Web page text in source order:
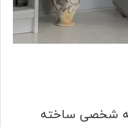
شخصی ساخته